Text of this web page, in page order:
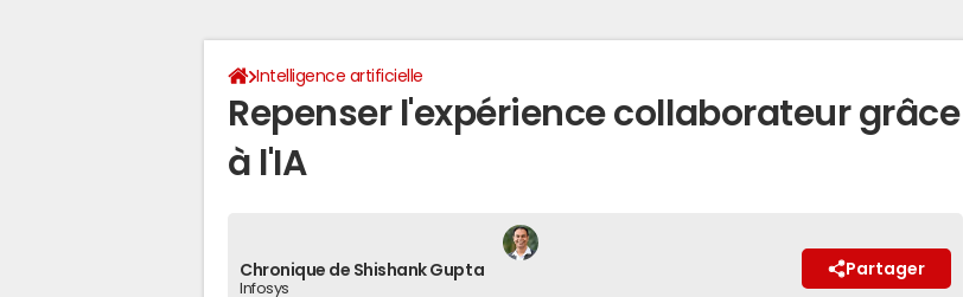
Intelligence artificielle
Repenser l'expérience collaborateur grâce
à l'IA
Chronique de Shishank Gupta
Infosys
Partager